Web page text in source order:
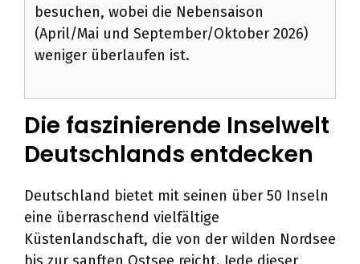
besuchen, wobei die Nebensaison
(April/Mai und September/Oktober 2026)
weniger überlaufen ist.
Die faszinierende Inselwelt
Deutschlands entdecken
Deutschland bietet mit seinen über 50 Inseln
eine überraschend vielfältige
Küstenlandschaft, die von der wilden Nordsee